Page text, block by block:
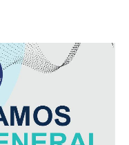
de la comunidad,
ante las
las gestiones
fue posible
mejorar el